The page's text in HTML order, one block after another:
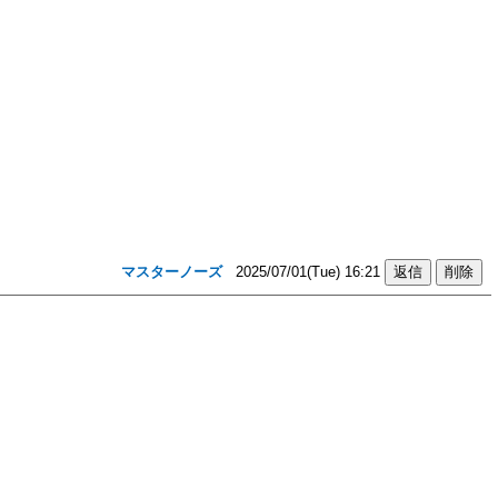
マスターノーズ2025/07/01(Tue) 16:21